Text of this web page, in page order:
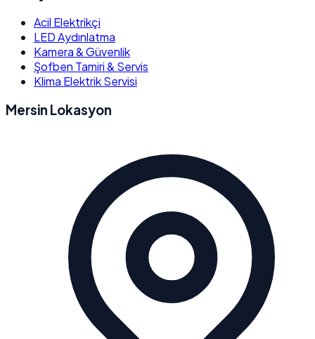
Acil Elektrikçi
LED Aydınlatma
Kamera & Güvenlik
Şofben Tamiri & Servis
Klima Elektrik Servisi
Mersin Lokasyon